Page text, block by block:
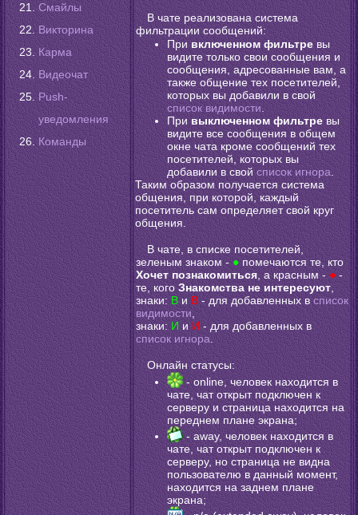
Смайлы
Викторина
Карма
Видеочат
Push-
уведомления
Команды
В чате реализована система
фильтрации сообщений:
Привключенном фильтревы
видите только свои сообщения и
сообщения, адресованные вам, а
также общение тех посетителей,
которых вы добавили в свой
список видимости
Привыключенном фильтревы
видите все сообщения в общем
окне чата кроме сообщений тех
посетителей, которых вы
добавили в свойсписок игнора.
Таким образом получается система
общения, при которой, каждый
посетитель сам определяет свой круг
общения.
В чате, в списке посетителей,
зеленым знаком -●помечаются те, кто
Хочет познакомиться, а красным - ● -
те, когоЗнакомства не интересуют,
знаки:В иВ- для добавленных всписок
видимости,
знаки:ИиИ- для добавленных в
список игнора
Онлайн статусы:
- online, человек находится в
чате, чат открыт подключен к
серверу и страница находится на
переднем плане экрана;
- away, человек находится в
чате, чат открыт подключен к
серверу, но страница не видна
пользователю в данный момент,
находится на заднем плане
экрана;